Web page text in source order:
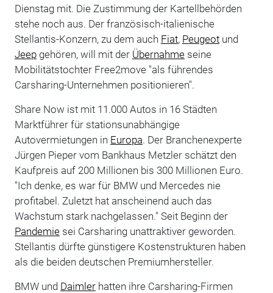
Dienstag mit. Die Zustimmung der Kartellbehörden
stehe noch aus. Der französisch-italienische
Stellantis-Konzern, zu dem auch Fiat, Peugeotund
Jeepgehören, will mit der Übernahmeseine
Mobilitätstochter Free2move "als führendes
Carsharing-Unternehmen positionieren".
Share Now ist mit 11.000 Autos in 16 Städten
Marktführer für stationsunabhängige
Autovermietungen in Europa. Der Branchenexperte
Jürgen Pieper vom Bankhaus Metzler schätzt den
Kaufpreis auf 200 Millionen bis 300 Millionen Euro.
"Ich denke, es war für BMW und Mercedes nie
profitabel. Zuletzt hat anscheinend auch das
Wachstum stark nachgelassen." Seit Beginn der
Pandemiesei Carsharing unattraktiver geworden.
Stellantis dürfte günstigere Kostenstrukturen haben
als die beiden deutschen Premiumhersteller.
BMW und Daimlerhatten ihre Carsharing-Firmen